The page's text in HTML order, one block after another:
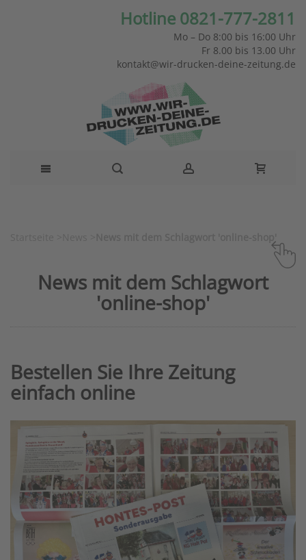
Hotline 0821-777-2811
Mo – Do 8:00 bis 16:00 Uhr
Fr 8.00 bis 13.00 Uhr
kontakt@wir-drucken-deine-zeitung.de
News mit dem Schlagwort
'online-shop'
Bestellen Sie Ihre Zeitung
einfach online